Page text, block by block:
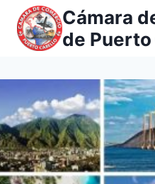
Saltar
contenido
Cámara
de